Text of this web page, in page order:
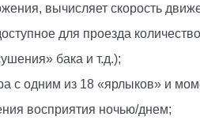
вычисляет скорость
для проезда
бака и т.д.);
одним из 18 «ярлыков» и
восприятия ночью/днем;